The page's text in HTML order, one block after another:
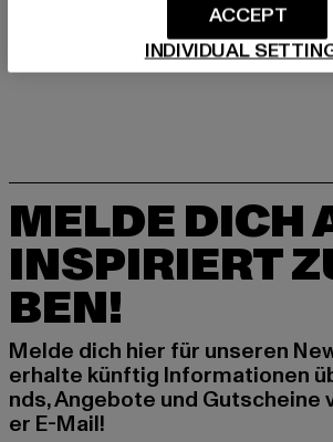
LIEFERUNG & RÜCKGABE
MELDE DICH
INSPIRIERT
BEN!
Melde dich hier für unseren
erhalte künftig Informationen
nds, Angebote und Gutscheine
er E-Mail!
INDIVIDUAL
ACCEPT